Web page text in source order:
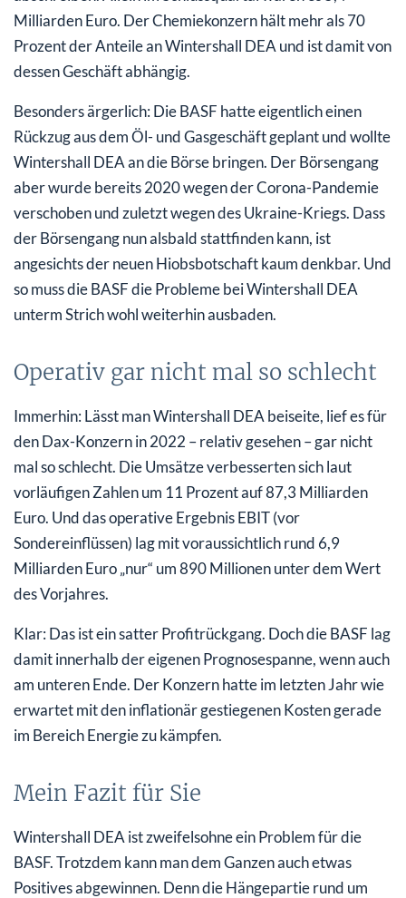
Milliarden Euro. Der Chemiekonzern hält mehr als 70
Prozent der Anteile an Wintershall DEA und ist damit von
dessen Geschäft abhängig.
Besonders ärgerlich: Die BASF hatte eigentlich einen
Rückzug aus dem Öl- und Gasgeschäft geplant und wollte
Wintershall DEA an die Börse bringen. Der Börsengang
aber wurde bereits 2020 wegen der Corona-Pandemie
verschoben und zuletzt wegen des Ukraine-Kriegs. Dass
der Börsengang nun alsbald stattfinden kann, ist
angesichts der neuen Hiobsbotschaft kaum denkbar. Und
so muss die BASF die Probleme bei Wintershall DEA
unterm Strich wohl weiterhin ausbaden.
Operativ gar nicht mal so schlecht
Immerhin: Lässt man Wintershall DEA beiseite, lief es für
den Dax-Konzern in 2022 – relativ gesehen – gar nicht
mal so schlecht. Die Umsätze verbesserten sich laut
vorläufigen Zahlen um 11 Prozent auf 87,3 Milliarden
Euro. Und das operative Ergebnis EBIT (vor
Sondereinflüssen) lag mit voraussichtlich rund 6,9
Milliarden Euro „nur“ um 890 Millionen unter dem Wert
des Vorjahres.
Klar: Das ist ein satter Profitrückgang. Doch die BASF lag
damit innerhalb der eigenen Prognosespanne, wenn auch
am unteren Ende. Der Konzern hatte im letzten Jahr wie
erwartet mit den inflationär gestiegenen Kosten gerade
im Bereich Energie zu kämpfen.
Mein Fazit für Sie
Wintershall DEA ist zweifelsohne ein Problem für die
BASF. Trotzdem kann man dem Ganzen auch etwas
Positives abgewinnen. Denn die Hängepartie rund um